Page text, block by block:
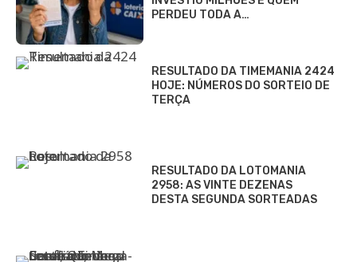
PERDEU TODA A…
RESULTADO DA TIMEMANIA 2424
HOJE: NÚMEROS DO SORTEIO DE
TERÇA
RESULTADO DA LOTOMANIA
2958: AS VINTE DEZENAS
DESTA SEGUNDA SORTEADAS